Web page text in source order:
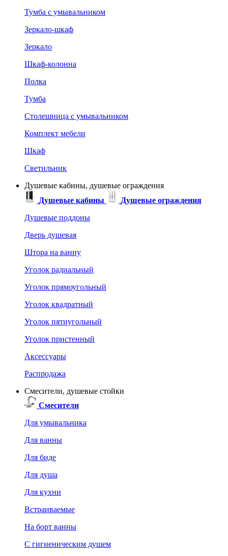
Тумба с умывальником
Зеркало-шкаф
Зеркало
Шкаф-колонна
Полка
Тумба
Столешница с умывальником
Комплект мебели
Шкаф
Светильник
Душевые кабины, душевые ограждения
Душевые кабины
Душевые ограждения
Душевые поддоны
Дверь душевая
Штора на ванну
Уголок радиальный
Уголок прямоугольный
Уголок квадратный
Уголок пятиугольный
Уголок пристенный
Аксессуары
Распродажа
Смесители, душевые стойки
Смесители
Для умывальника
Для ванны
Для биде
Для душа
Для кухни
Встраиваемые
На борт ванны
C гигиеническим душем